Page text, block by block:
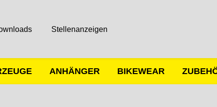
Stellenanzeigen
ANHÄNGER BIKEWEAR